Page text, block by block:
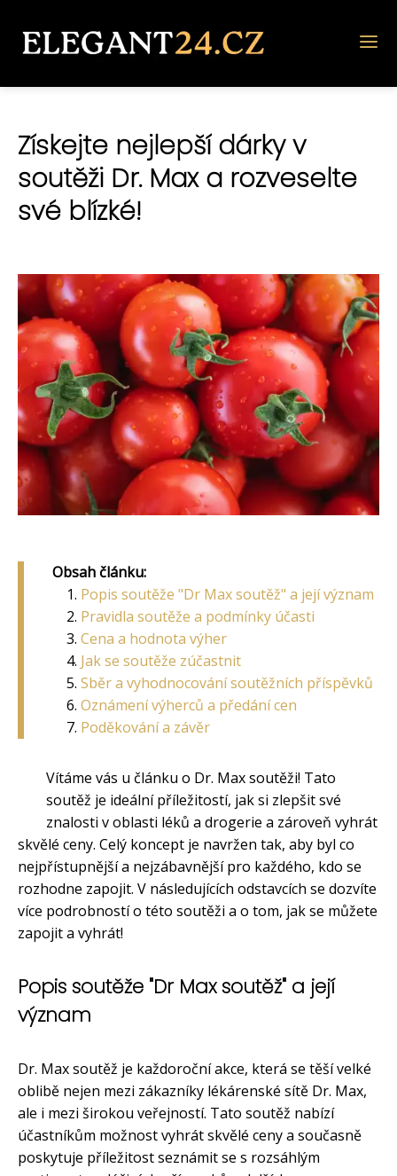
Získejte nejlepší dárky v
soutěži Dr. Max a rozveselte
své blízké!
Obsah článku:
Popis soutěže "Dr Max soutěž" a její význam
Pravidla soutěže a podmínky účasti
Cena a hodnota výher
Jak se soutěže zúčastnit
Sběr a vyhodnocování soutěžních příspěvků
Oznámení výherců a předání cen
Poděkování a závěr
Vítáme vás u článku o Dr. Max soutěži! Tato
soutěž je ideální příležitostí, jak si zlepšit své
znalosti v oblasti léků a drogerie a zároveň vyhrát
skvělé ceny. Celý koncept je navržen tak, aby byl co
nejpřístupnější a nejzábavnější pro každého, kdo se
rozhodne zapojit. V následujících odstavcích se dozvíte
více podrobností o této soutěži a o tom, jak se můžete
zapojit a vyhrát!
Popis soutěže "Dr Max soutěž" a její
význam
Dr. Max soutěž je každoroční akce, která se těší velké
oblibě nejen mezi zákazníky lékárenské sítě Dr. Max,
ale i mezi širokou veřejností. Tato soutěž nabízí
účastníkům možnost vyhrát skvělé ceny a současně
poskytuje příležitost seznámit se s rozsáhlým